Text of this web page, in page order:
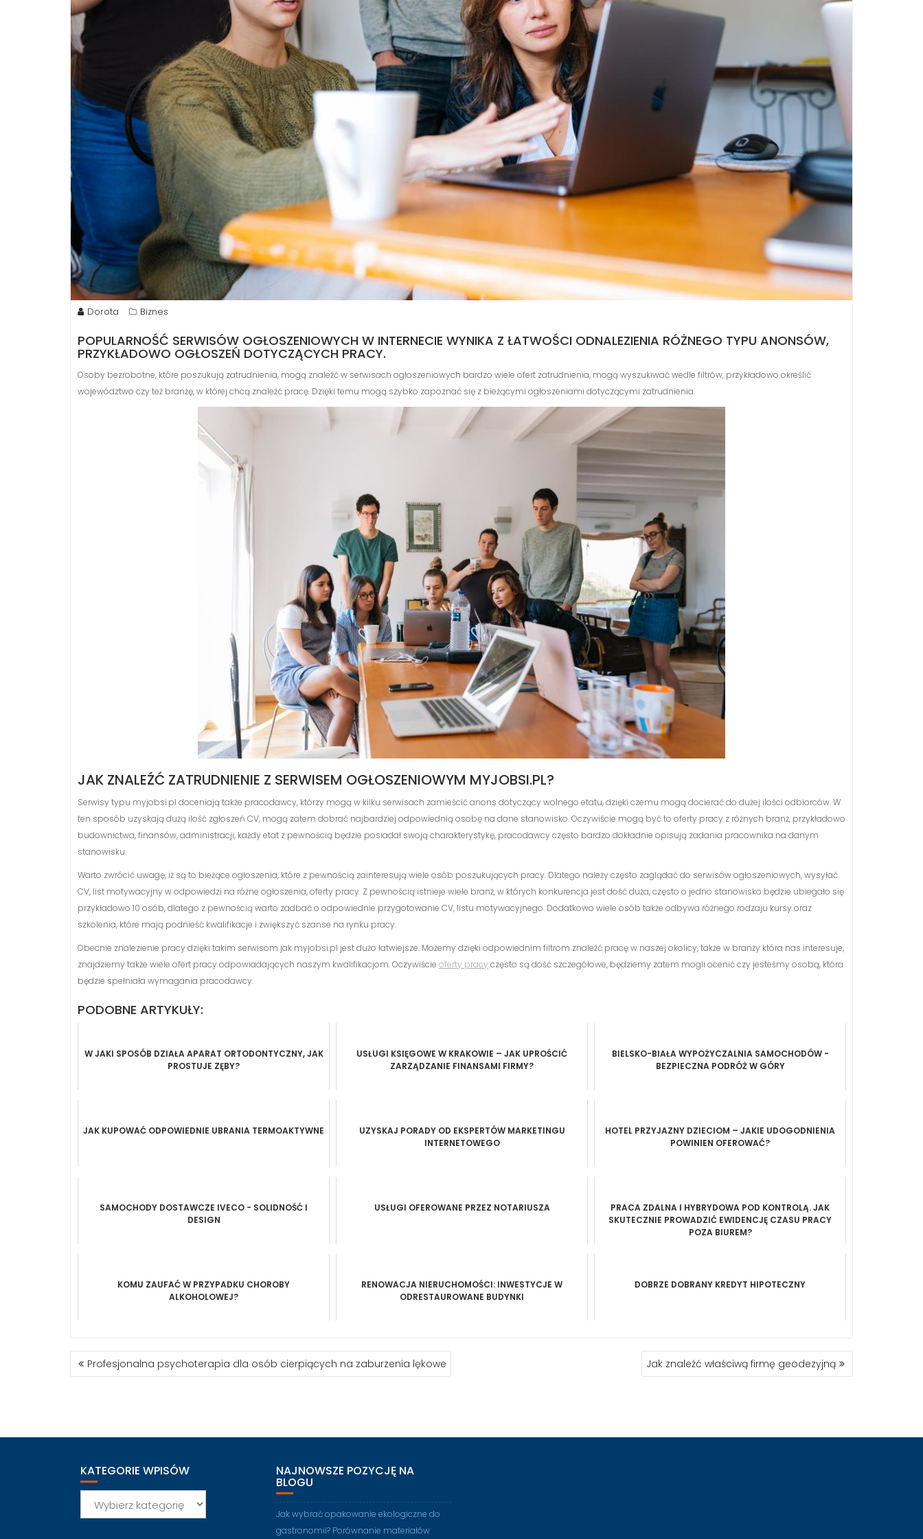
Dorota Biznes
POPULARNOŚĆ SERWISÓW OGŁOSZENIOWYCH W INTERNECIE WYNIKA Z ŁATWOŚCI ODNALEZIENIA RÓŻNEGO TYPU ANONSÓW,
PRZYKŁADOWO OGŁOSZEŃ DOTYCZĄCYCH PRACY.
Osoby bezrobotne, które poszukują zatrudnienia, mogą znaleźć w serwisach ogłoszeniowych bardzo wiele ofert zatrudnienia, mogą wyszukiwać wedle filtrów, przykładowo określić
województwo czy też branżę, w której chcą znaleźć pracę. Dzięki temu mogą szybko zapoznać się z bieżącymi ogłoszeniami dotyczącymi zatrudnienia.
JAK ZNALEŹĆ ZATRUDNIENIE Z SERWISEM OGŁOSZENIOWYM MYJOBSI.PL?
Serwisy typu myjobsi.pl doceniają także pracodawcy, którzy mogą w kilku serwisach zamieścić anons dotyczący wolnego etatu, dzięki czemu mogą docierać do dużej ilości odbiorców. W
ten sposób uzyskają dużą ilość zgłoszeń CV, mogą zatem dobrać najbardziej odpowiednią osobę na dane stanowisko. Oczywiście mogą być to oferty pracy z różnych branż, przykładowo
budownictwa, finansów, administracji, każdy etat z pewnością będzie posiadał swoją charakterystykę, pracodawcy często bardzo dokładnie opisują zadania pracownika na danym
stanowisku.
Warto zwrócić uwagę, iż są to bieżące ogłoszenia, które z pewnością zainteresują wiele osób poszukujących pracy. Dlatego należy często zaglądać do serwisów ogłoszeniowych, wysyłać
CV, list motywacyjny w odpowiedzi na różne ogłoszenia, oferty pracy. Z pewnością istnieje wiele branż, w których konkurencja jest dość duża, często o jedno stanowisko będzie ubiegało się
przykładowo 10 osób, dlatego z pewnością warto zadbać o odpowiednie przygotowanie CV, listu motywacyjnego. Dodatkowo wiele osób także odbywa różnego rodzaju kursy oraz
szkolenia, które mają podnieść kwalifikacje i zwiększyć szanse na rynku pracy.
Obecnie znalezienie pracy dzięki takim serwisom jak myjobsi.pl jest dużo łatwiejsze. Możemy dzięki odpowiednim filtrom znaleźć pracę w naszej okolicy, także w branży która nas interesuje,
znajdziemy także wiele ofert pracy odpowiadających naszym kwalifikacjom. Oczywiście oferty pracy często są dość szczegółowe, będziemy zatem mogli ocenić czy jesteśmy osobą, która
będzie spełniała wymagania pracodawcy.
PODOBNE ARTYKUŁY:
W JAKI SPOSÓB DZIAŁA APARAT ORTODONTYCZNY, JAK
PROSTUJE ZĘBY?
USŁUGI KSIĘGOWE W KRAKOWIE – JAK UPROŚCIĆ
ZARZĄDZANIE FINANSAMI FIRMY?
BIELSKO-BIAŁA WYPOŻYCZALNIA SAMOCHODÓW -
BEZPIECZNA PODRÓŻ W GÓRY
JAK KUPOWAĆ ODPOWIEDNIE UBRANIA TERMOAKTYWNE
UZYSKAJ PORADY OD EKSPERTÓW MARKETINGU
INTERNETOWEGO
HOTEL PRZYJAZNY DZIECIOM – JAKIE UDOGODNIENIA
POWINIEN OFEROWAĆ?
SAMOCHODY DOSTAWCZE IVECO - SOLIDNOŚĆ I
DESIGN
USŁUGI OFEROWANE PRZEZ NOTARIUSZA
PRACA ZDALNA I HYBRYDOWA POD KONTROLĄ. JAK
SKUTECZNIE PROWADZIĆ EWIDENCJĘ CZASU PRACY
POZA BIUREM?
KOMU ZAUFAĆ W PRZYPADKU CHOROBY
ALKOHOLOWEJ?
RENOWACJA NIERUCHOMOŚCI: INWESTYCJE W
ODRESTAUROWANE BUDYNKI
DOBRZE DOBRANY KREDYT HIPOTECZNY
NAWIGACJA
WPISU
Profesjonalna psychoterapia dla osób cierpiących na zaburzenia lękowe Jak znaleźć właściwą firmę geodezyjną
KATEGORIE WPISÓW
wpisów
NAJNOWSZE POZYCJĘ NA
BLOGU
Jak wybrać opakowanie ekologiczne do
gastronomii? Porównanie materiałów